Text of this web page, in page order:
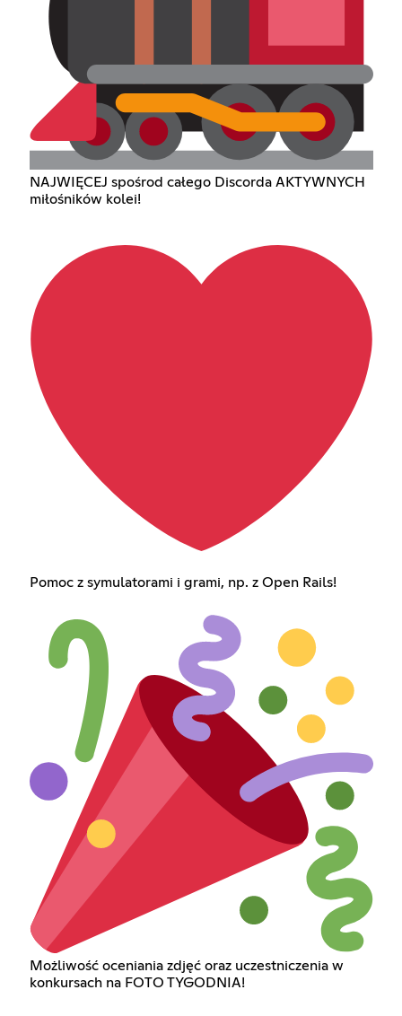
NAJWIĘCEJ spośrod całego Discorda AKTYWNYCH
miłośników kolei!
Pomoc z symulatorami i grami, np. z Open Rails!
Możliwość oceniania zdjęć oraz uczestniczenia w
konkursach na FOTO TYGODNIA!